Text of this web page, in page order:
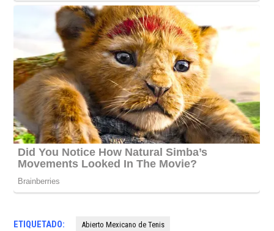
ETIQUETADO: Abierto Mexicano de Tenis